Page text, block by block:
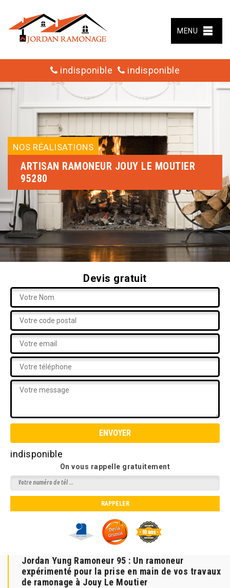
MENU
indisponible indisponible
NOS RÉALISATIONS
ARTISAN RAMONEUR JOUY LE MOUTIER
95280
Devis gratuit
indisponible
On vous rappelle gratuitement
Jordan Yung Ramoneur 95 : Un ramoneur
expérimenté pour la prise en main de vos travaux
de ramonage à Jouy Le Moutier